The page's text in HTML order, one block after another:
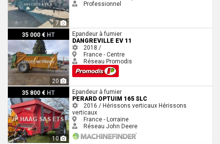
7
Professionnel
35 000 € HT
20
Dangreville EV 11
Epandeur à fumier
DANGREVILLE EV 11
2018 /
France - Centre
Réseau Promodis
35 800 € HT
10
Perard OPTUIM 165 SLC Epandeur à fumier
PERARD OPTUIM 165 SLC
2016 / Hérissons verticaux Hérissons
verticaux
France - Lorraine
Réseau John Deere